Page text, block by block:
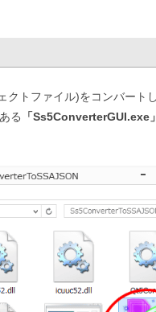
トファイル)をコンバートし
る
「Ss5ConverterGUI.exe」